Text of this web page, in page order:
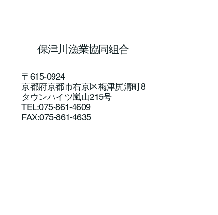
保津川漁業協同組合
〒615-0924
京都府京都市右京区梅津尻溝町8
タウンハイツ嵐山215号
TEL:075-861-4609
FAX:075-861-4635